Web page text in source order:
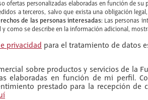
ofertas personalizadas elaboradas en función de su
a terceros, salvo que exista una obligación legal,
de las personas interesadas: Las personas
como se describe en la información adicional,
privacidad para el tratamiento de datos
sobre productos y servicios de la
elaboradas en función de mi perfil.
prestado para la recepción de